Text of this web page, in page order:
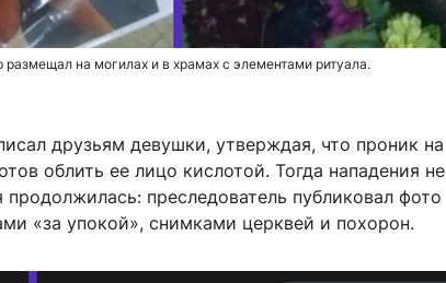
на могилах и в храмах с элементами ритуала.
друзьям девушки, утверждая, что проник на
облить ее лицо кислотой. Тогда нападения не
продолжилась: преследователь публиковал фото
«за упокой», снимками церквей и похорон.